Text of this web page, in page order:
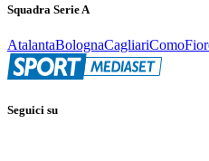
Squadra Serie A
AtalantaBolognaCagliariComo
Seguici su